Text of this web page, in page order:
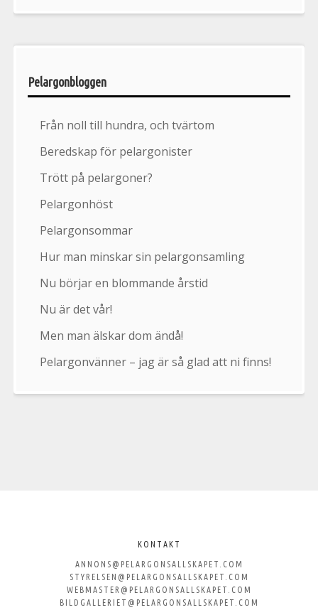
Pelargonbloggen
Från noll till hundra, och tvärtom
Beredskap för pelargonister
Trött på pelargoner?
Pelargonhöst
Pelargonsommar
Hur man minskar sin pelargonsamling
Nu börjar en blommande årstid
Nu är det vår!
Men man älskar dom ändå!
Pelargonvänner – jag är så glad att ni finns!
Svenska
KONTAKT
ANNONS@PELARGONSALLSKAPET.COM
STYRELSEN@PELARGONSALLSKAPET.COM
WEBMASTER@PELARGONSALLSKAPET.COM
BILDGALLERIET@PELARGONSALLSKAPET.COM